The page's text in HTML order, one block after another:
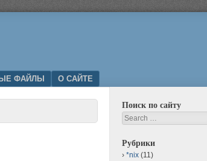
ФАЙЛЫ О САЙТЕ
Поиск по сайту
Search
Рубрики
*nix (11)